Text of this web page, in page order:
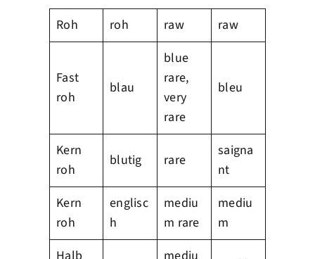
Roh roh raw raw
Fast
roh
blau
blue
rare,
very
rare
bleu
Kern
roh
blutig rare
saigna
nt
Kern
roh
englisc
h
mediu
m rare
mediu
m